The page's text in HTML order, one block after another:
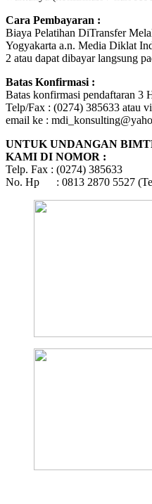
Cara Pembayaran :
Biaya Pelatihan DiTransfer
Yogyakarta a.n. Media Diklat
2 atau dapat dibayar langsung
Batas Konfirmasi :
Batas konfirmasi pendaftaran 3
Telp/Fax : (0274) 385633 atau
email ke :
UNTUK UNDANGAN
KAMI DI NOMOR :
Telp. Fax : (0274) 385633
No. Hp : 0813 2870 5527